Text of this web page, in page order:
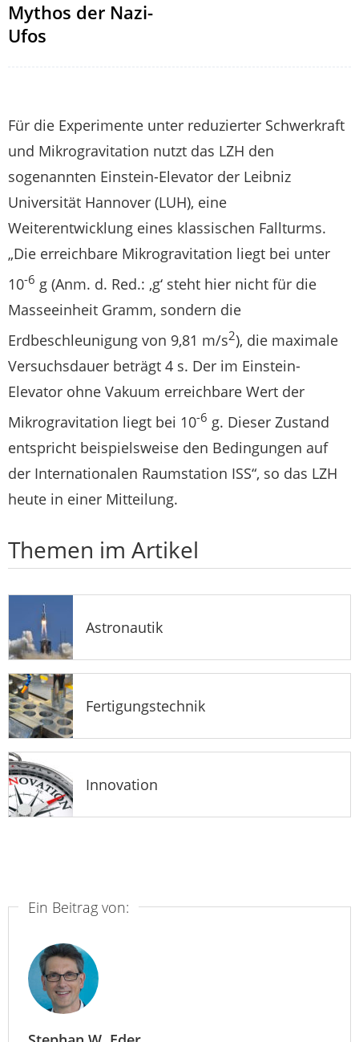
Mythos der Nazi-
Ufos
Für die Experimente unter reduzierter Schwerkraft
und Mikrogravitation nutzt das LZH den
sogenannten Einstein-Elevator der Leibniz
Universität Hannover (LUH), eine
Weiterentwicklung eines klassischen Fallturms.
„Die erreichbare Mikrogravitation liegt bei unter
10-6 g (Anm. d. Red.: ‚g‘ steht hier nicht für die
Masseeinheit Gramm, sondern die
Erdbeschleunigung von 9,81 m/s2), die maximale
Versuchsdauer beträgt 4 s. Der im Einstein-
Elevator ohne Vakuum erreichbare Wert der
Mikrogravitation liegt bei 10-6 g. Dieser Zustand
entspricht beispielsweise den Bedingungen auf
der Internationalen Raumstation ISS“, so das LZH
heute in einer Mitteilung.
Themen im Artikel
Astronautik
Fertigungstechnik
Innovation
Ein Beitrag von: